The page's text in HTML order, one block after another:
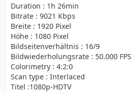
Duration : 1h 26min
Bitrate : 9021 Kbps
Breite : 1920 Pixel
Höhe : 1080 Pixel
Bildseitenverhältnis : 16/9
Bildwiederholungsrate : 50.000 FPS
Colorimetry : 4:2:0
Scan type : Interlaced
Titel :1080p-HDTV